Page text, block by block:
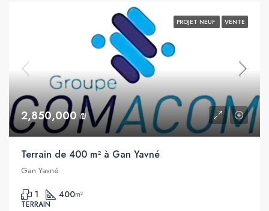
PROJET NEUF VENTE
2,850,000 ₪
Terrain de 400 m² à Gan Yavné
Gan Yavné
1 400m²
TERRAIN